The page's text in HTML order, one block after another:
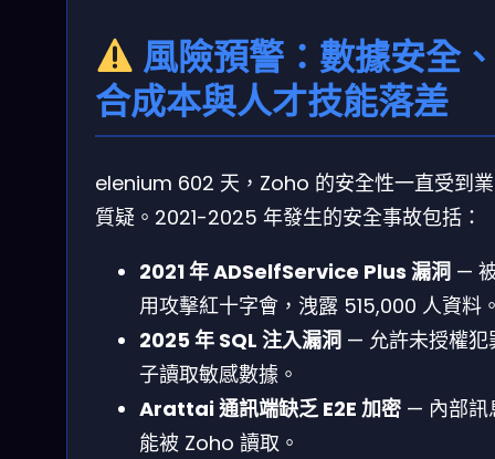
風險預警：數據安全
合成本與人才技能落差
elenium 602 天，Zoho 的安全性一直受到
質疑。2021-2025 年發生的安全事故包括：
2021 年 ADSelfService Plus 漏洞 —
用攻擊紅十字會，洩露 515,000 人資料
2025 年 SQL 注入漏洞 — 允許未授權犯
子讀取敏感數據。
Arattai 通訊端缺乏 E2E 加密 — 內部訊
能被 Zoho 讀取。